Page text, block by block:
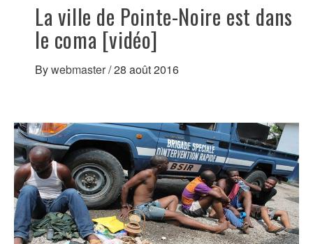
La ville de Pointe-Noire est dans
le coma [vidéo]
Bywebmaster/28 août 2016